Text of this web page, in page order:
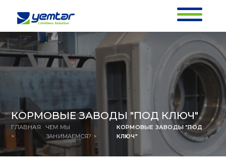
КОРМОВЫЕ ЗАВОДЫ "ПОД КЛЮЧ"
ГЛАВНАЯ
>
ЧЕМ МЫ
ЗАНИМАЕМСЯ? >
КОРМОВЫЕ ЗАВОДЫ "ПОД
КЛЮЧ"